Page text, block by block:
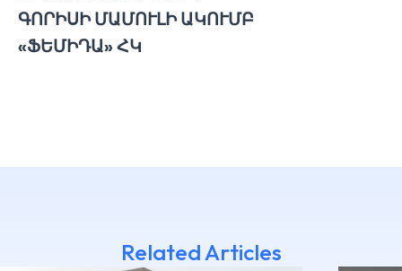
ԳՈՐԻՍԻ ՄԱՄՈՒԼԻ ԱԿՈՒՄԲ
«ՖԵՄԻԴԱ» ՀԿ
Related Articles